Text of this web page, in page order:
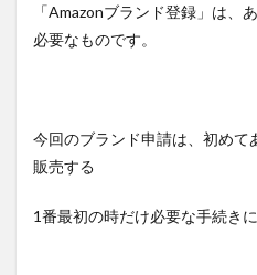
「Amazonブランド登録」は、
必要なものです。
今回のブランド申請は、初めて
販売する
1番最初の時だけ必要な手続きに